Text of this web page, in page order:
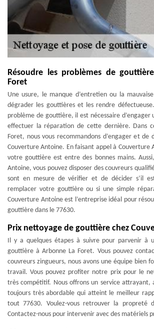
Résoudre les problèmes de
Foret
Une usure, le manque d’entretien ou la
dégrader les gouttières et les rendre
problème de gouttière, il est nécessaire d’engager
effectuer la réparation de cette dernière. Dans
Foret, nous vous recommandons d’engager et de
Couverture Antoine. En faisant appel à Couverture
votre gouttière est entre des bonnes mains.
Antoine, vous pouvez disposer des couvreurs
sont en mesure de vérifier et de décider s’il
remplacer votre gouttière ou si une simple
Couverture Antoine est l’entreprise idéal pour
gouttière dans le 77630.
Prix nettoyage de gouttière chez
Il y a quelques étapes à suivre pour parvenir à
gouttière à Arbonne La Foret. Vous pouvez
couvreurs zingueurs, nous avons une équipe bien
travail. Vous pouvez profiter notre prix pour le
très compétitif. Nous offrons un service attrayant,
toujours très abordable qui atteint le meilleur
tout 77630. Voulez-vous retrouver la propreté
Contactez-nous pour intervenir avec des matériels